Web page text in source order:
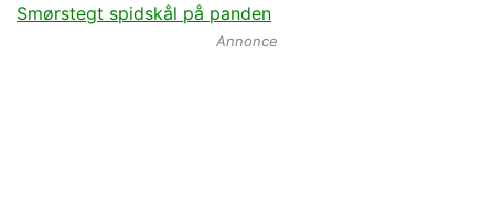
Smørstegt spidskål på panden
Annonce